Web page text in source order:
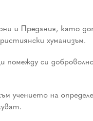
и Предания, като
хуманизъм.
си доброволно,
на